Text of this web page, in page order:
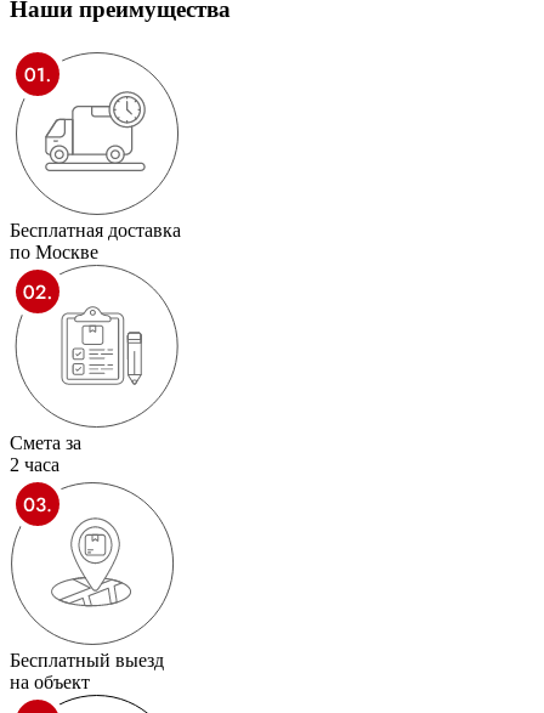
Наши преимущества
Бесплатная доставка
по Москве
Смета за
2 часа
Бесплатный выезд
на объект